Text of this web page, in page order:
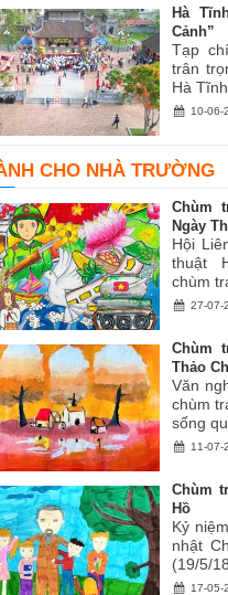
Hà
Cảnh”
Tạp
trân
Hà
10-06-
CHO NHÀ TRƯỜNG
Chùm
Ngày
Hội
thuật
chùm
27-07-
Chùm
Thảo
Văn
chùm
sống
11-07-
Chùm
Hồ
Kỷ
nhật
(19/5/
17-05-